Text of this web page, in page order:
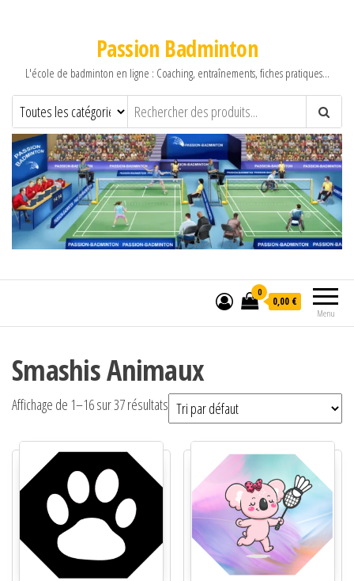
Passion Badminton
L'école de badminton en ligne : Coaching, entraînements, fiches pratiques…
Menu
0
0,00 €
Smashis Animaux
Affichage de 1–16 sur 37 résultats